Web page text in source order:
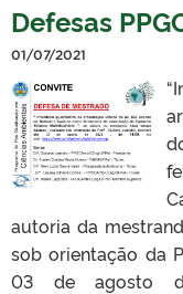
Defesas
01/07/2021
autoria da
sob orientação da
03 de agosto